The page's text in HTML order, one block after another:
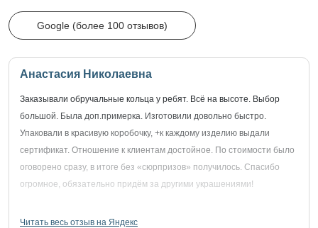
Google (более 100 отзывов)
Анастасия Николаевна
Заказывали обручальные кольца у ребят. Всё на высоте. Выбор
большой. Была доп.примерка. Изготовили довольно быстро.
Упаковали в красивую коробочку, +к каждому изделию выдали
сертификат. Отношение к клиентам достойное. По стоимости было
оговорено сразу, в итоге без «сюрпризов» получилось. Спасибо
огромное, обязательно придём за другими украшениями!
Читать весь отзыв на Яндекс